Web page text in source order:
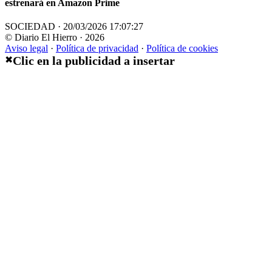
estrenará en Amazon Prime
SOCIEDAD · 20/03/2026 17:07:27
© Diario El Hierro · 2026
Aviso legal · Política de privacidad · Política de cookies
✖Clic en la publicidad a insertar